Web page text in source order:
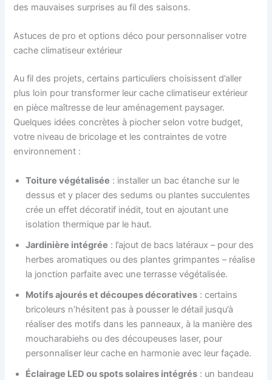
des mauvaises surprises au fil des saisons.
Astuces de pro et options déco pour personnaliser votre
cache climatiseur extérieur
Au fil des projets, certains particuliers choisissent d’aller
plus loin pour transformer leur cache climatiseur extérieur
en pièce maîtresse de leur aménagement paysager.
Quelques idées concrètes à piocher selon votre budget,
votre niveau de bricolage et les contraintes de votre
environnement :
Toiture végétalisée : installer un bac étanche sur le
dessus et y placer des sedums ou plantes succulentes
crée un effet décoratif inédit, tout en ajoutant une
isolation thermique par le haut.
Jardinière intégrée : l’ajout de bacs latéraux – pour des
herbes aromatiques ou des plantes grimpantes – réalise
la jonction parfaite avec une terrasse végétalisée.
Motifs ajourés et découpes décoratives : certains
bricoleurs n’hésitent pas à pousser le détail jusqu’à
réaliser des motifs dans les panneaux, à la manière des
moucharabiehs ou des découpeuses laser, pour
personnaliser leur cache en harmonie avec leur façade.
Éclairage LED ou spots solaires intégrés : un bandeau